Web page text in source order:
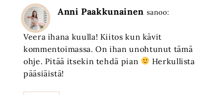
Anni Paakkunainen sanoo:
Veera ihana kuulla! Kiitos kun kävit
kommentoimassa. On ihan unohtunut tämä
ohje. Pitää itsekin tehdä pian
Herkullista
pääsiäistä!